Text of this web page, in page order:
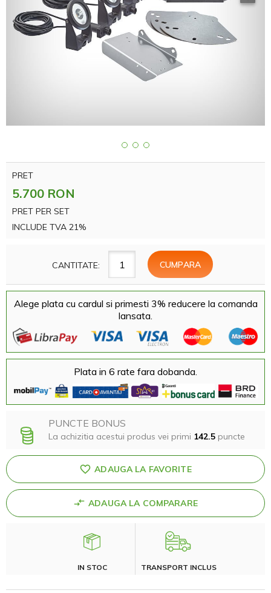
PRET
5.700 RON
PRET PER SET
INCLUDE TVA 21%
CANTITATE:
Alege plata cu cardul si primesti 3% reducere la comanda
lansata.
Plata in 6 rate fara dobanda.
PUNCTE BONUS
La achizitia acestui produs vei primi 142.5 puncte
ADAUGA LA FAVORITE
ADAUGA LA COMPARARE
IN STOC TRANSPORT INCLUS